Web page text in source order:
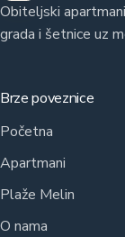
Obiteljski
grada i šetnice uz
Brze poveznice
Početna
Apartmani
Plaže Melin
O nama